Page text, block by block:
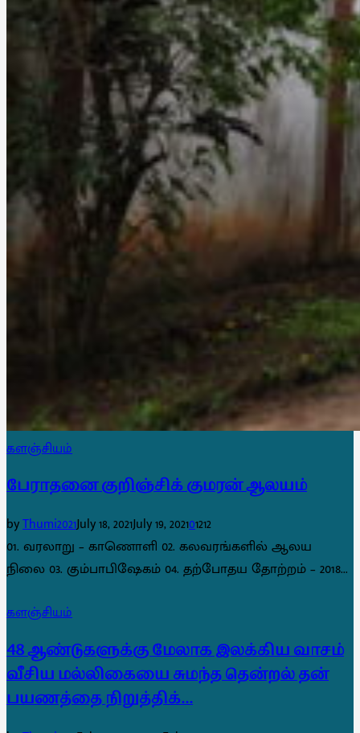
களஞ்சியம்
பேராதனை குறிஞ்சிக் குமரன் ஆலயம்
byThumi2021July 18, 2021July 19, 202101212
01. வரலாறு – காணொளி 02. கலவரங்களில் ஆலய
நிலை 03. கும்பாபிஷேகம் 04. தற்போதய தோற்றம் – 2018...
களஞ்சியம்
48 ஆண்டுகளுக்கு மேலாக இலக்கிய வாசம்
வீசிய மல்லிகையை சுமந்த தென்றல் தன்
பயணத்தை நிறுத்திக்...